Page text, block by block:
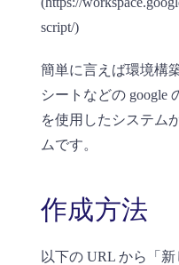
script/)
簡単に言えば環境構
シートなどの google
を使用したシステム
ムです。
作成方法
以下の URL から「